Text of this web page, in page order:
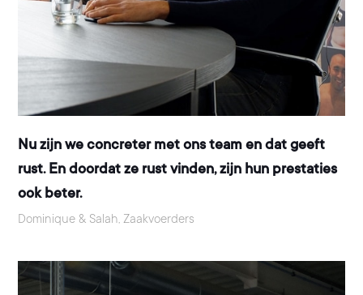
Nu zijn we concreter met ons team en dat geeft
rust. En doordat ze rust vinden, zijn hun prestaties
ook beter.
Dominique & Salah, Zaakvoerders